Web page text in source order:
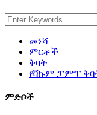
መነሻ
ምርቶች
ቅባት
የቫኩም ፓምፕ
ምድቦች